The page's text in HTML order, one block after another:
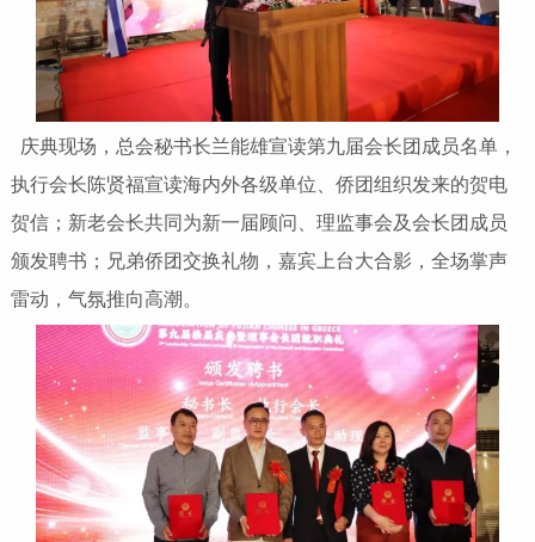
庆典现场，总会秘书长兰能雄宣读第九届会长团成员名单，
执行会长陈贤福宣读海内外各级单位、侨团组织发来的贺电
贺信；新老会长共同为新一届顾问、理监事会及会长团成员
颁发聘书；兄弟侨团交换礼物，嘉宾上台大合影，全场掌声
雷动，气氛推向高潮。